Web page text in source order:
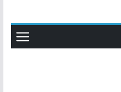
content